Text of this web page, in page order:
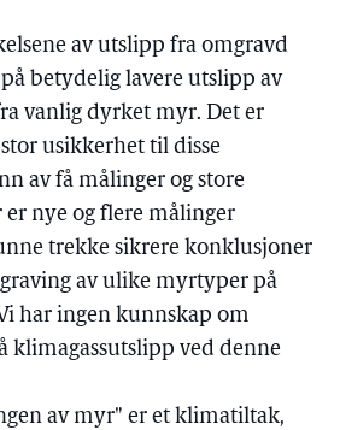
av utslipp fra omgravd
betydelig lavere utslipp av
vanlig dyrket myr. Det er
usikkerhet til disse
av få målinger og store
nye og flere målinger
trekke sikrere konklusjoner
av ulike myrtyper på
har ingen kunnskap om
klimagassutslipp ved denne
av myr" er et klimatiltak,